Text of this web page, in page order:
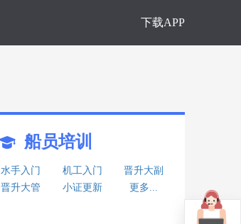
下载APP
船员培训
水手入门 机工入门
晋升大副
晋升大管
小证更新 更多...